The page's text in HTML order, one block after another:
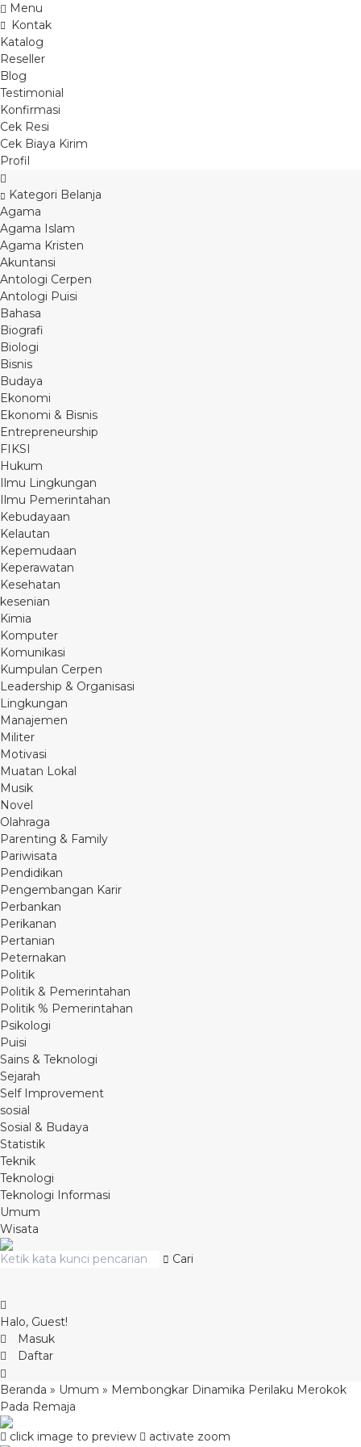
Menu
Kontak
Katalog
Reseller
Blog
Testimonial
Konfirmasi
Cek Resi
Cek Biaya Kirim
Profil
Kategori Belanja
Agama
Agama Islam
Agama Kristen
Akuntansi
Antologi Cerpen
Antologi Puisi
Bahasa
Biografi
Biologi
Bisnis
Budaya
Ekonomi
Ekonomi & Bisnis
Entrepreneurship
FIKSI
Hukum
Ilmu Lingkungan
Ilmu Pemerintahan
Kebudayaan
Kelautan
Kepemudaan
Keperawatan
Kesehatan
kesenian
Kimia
Komputer
Komunikasi
Kumpulan Cerpen
Leadership & Organisasi
Lingkungan
Manajemen
Militer
Motivasi
Muatan Lokal
Musik
Novel
Olahraga
Parenting & Family
Pariwisata
Pendidikan
Pengembangan Karir
Perbankan
Perikanan
Pertanian
Peternakan
Politik
Politik & Pemerintahan
Politik % Pemerintahan
Psikologi
Puisi
Sains & Teknologi
Sejarah
Self Improvement
sosial
Sosial & Budaya
Statistik
Teknik
Teknologi
Teknologi Informasi
Umum
Wisata
Cari
Halo, Guest!
Masuk
Daftar
Beranda » Umum » Membongkar Dinamika Perilaku Merokok
Pada Remaja
click image to preview activate zoom